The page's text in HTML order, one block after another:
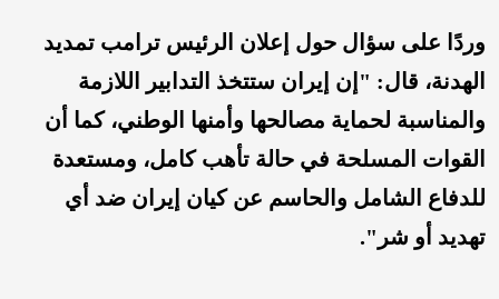
وردًا على سؤال حول إعلان الرئيس ترامب تمديد
الهدنة، قال: "إن إيران ستتخذ التدابير اللازمة
والمناسبة لحماية مصالحها وأمنها الوطني، كما أن
القوات المسلحة في حالة تأهب كامل، ومستعدة
للدفاع الشامل والحاسم عن كيان إيران ضد أي
تهديد أو شر".